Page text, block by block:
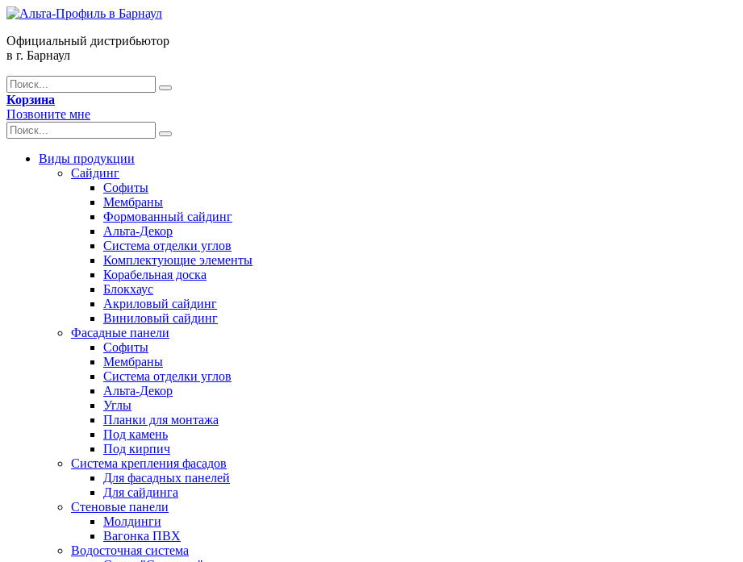
Официальный дистрибьютор
в г. Барнаул
Корзина
Позвоните мне
Виды продукции
Сайдинг
Софиты
Мембраны
Формованный сайдинг
Альта-Декор
Система отделки углов
Комплектующие элементы
Корабельная доска
Блокхаус
Акриловый сайдинг
Виниловый сайдинг
Фасадные панели
Софиты
Мембраны
Система отделки углов
Альта-Декор
Углы
Планки для монтажа
Под камень
Под кирпич
Система крепления фасадов
Для фасадных панелей
Для сайдинга
Стеновые панели
Молдинги
Вагонка ПВХ
Водосточная система